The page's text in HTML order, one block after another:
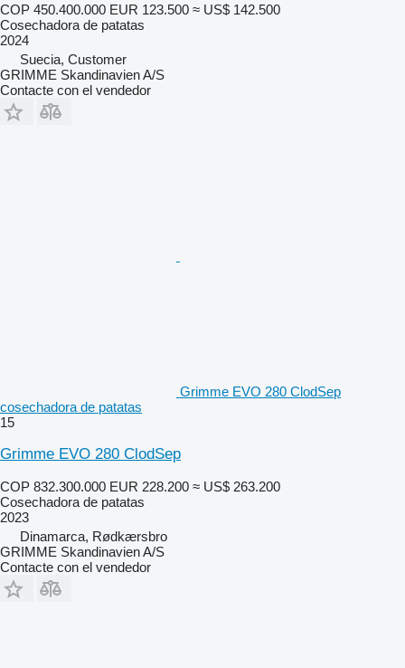
COP 450.400.000 EUR 123.500 ≈ US$ 142.500
Cosechadora de patatas
2024
Suecia, Customer
GRIMME Skandinavien A/S
Contacte con el vendedor
Grimme EVO 280 ClodSep
cosechadora de patatas
15
Grimme EVO 280 ClodSep
COP 832.300.000 EUR 228.200 ≈ US$ 263.200
Cosechadora de patatas
2023
Dinamarca, Rødkærsbro
GRIMME Skandinavien A/S
Contacte con el vendedor